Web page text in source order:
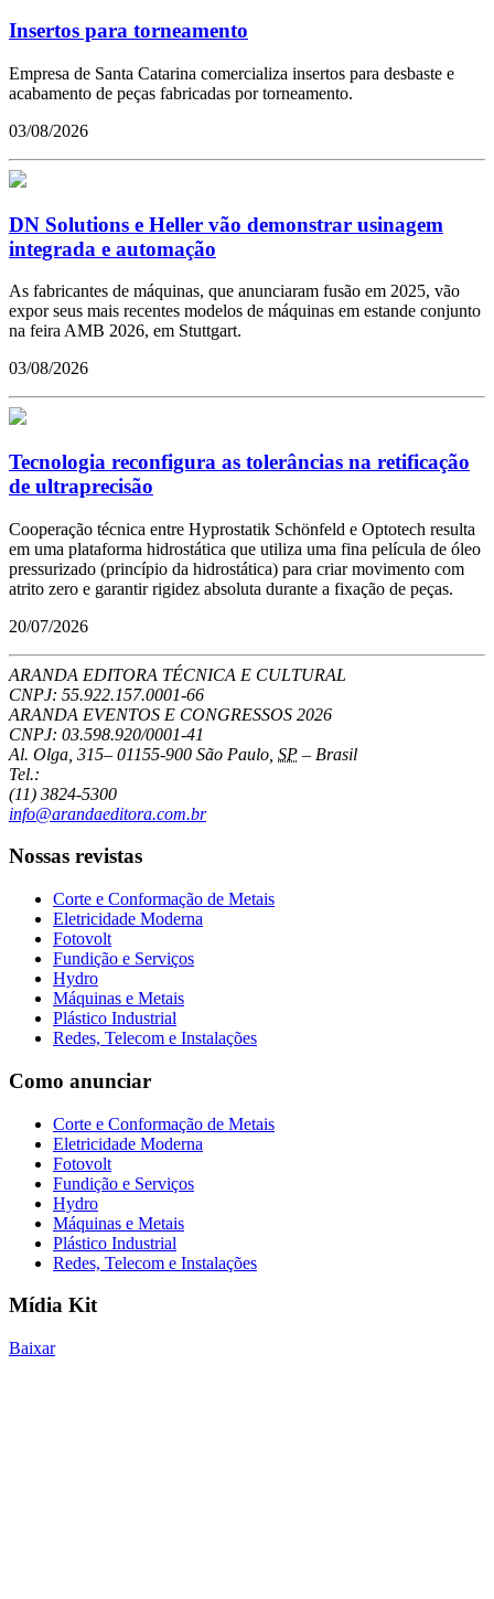
Insertos para torneamento
Empresa de Santa Catarina comercializa insertos para desbaste e
acabamento de peças fabricadas por torneamento.
03/08/2026
DN Solutions e Heller vão demonstrar usinagem
integrada e automação
As fabricantes de máquinas, que anunciaram fusão em 2025, vão
expor seus mais recentes modelos de máquinas em estande conjunto
na feira AMB 2026, em Stuttgart.
03/08/2026
Tecnologia reconfigura as tolerâncias na retificação
de ultraprecisão
Cooperação técnica entre Hyprostatik Schönfeld e Optotech resulta
em uma plataforma hidrostática que utiliza uma fina película de óleo
pressurizado (princípio da hidrostática) para criar movimento com
atrito zero e garantir rigidez absoluta durante a fixação de peças.
20/07/2026
ARANDA EDITORA TÉCNICA E CULTURAL
CNPJ: 55.922.157.0001-66
ARANDA EVENTOS E CONGRESSOS 2026
CNPJ: 03.598.920/0001-41
Al. Olga, 315– 01155-900 São Paulo SP – Brasil
Tel.:
(11) 3824-5300
info@arandaeditora.com.br
Nossas revistas
Corte e Conformação de Metais
Eletricidade Moderna
Fotovolt
Fundição e Serviços
Hydro
Máquinas e Metais
Plástico Industrial
Redes, Telecom e Instalações
Como anunciar
Corte e Conformação de Metais
Eletricidade Moderna
Fotovolt
Fundição e Serviços
Hydro
Máquinas e Metais
Plástico Industrial
Redes, Telecom e Instalações
Mídia Kit
Baixar